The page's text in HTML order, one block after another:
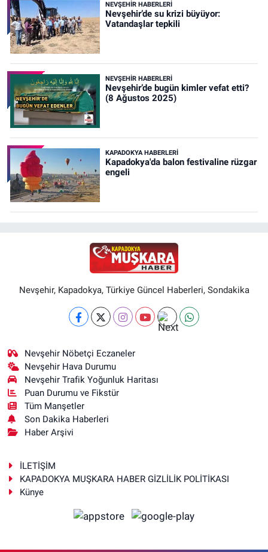
NEVŞEHIR HABERLERI
Nevşehir’de su krizi büyüyor:
Vatandaşlar tepkili
NEVŞEHIR HABERLERI
Nevşehir’de bugün kimler vefat etti?
(8 Ağustos 2025)
KAPADOKYA HABERLERI
Kapadokya'da balon festivaline rüzgar
engeli
Nevşehir, Kapadokya, Türkiye Güncel Haberleri, Sondakika
Nevşehir Nöbetçi Eczaneler
Nevşehir Hava Durumu
Nevşehir Trafik Yoğunluk Haritası
Puan Durumu ve Fikstür
Tüm Manşetler
Son Dakika Haberleri
Haber Arşivi
İLETİŞİM
KAPADOKYA MUŞKARA HABER GİZLİLİK POLİTİKASI
Künye